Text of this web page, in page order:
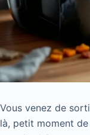
Vous venez de
là, petit moment